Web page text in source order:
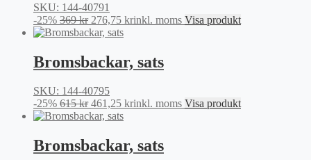
SKU: 144-40791
-25% 369kr Det
ursprungliga
var:
369 kr.
276,75 krDet
276,75 kr.
inkl. moms Visa produkt
Bromsbackar, sats
SKU: 144-40795
-25% 615kr Det
ursprungliga
var:
615 kr.
461,25 krDet
är:
461,25 kr.
inkl. moms Visa produkt
Bromsbackar, sats